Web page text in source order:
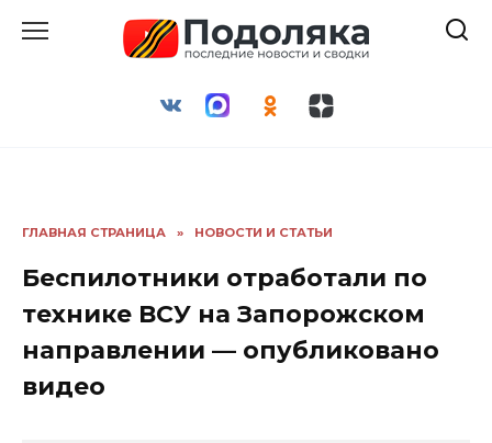
ГЛАВНАЯ СТРАНИЦА » НОВОСТИ И СТАТЬИ
Беспилотники отработали по
технике ВСУ на Запорожском
направлении — опубликовано
видео